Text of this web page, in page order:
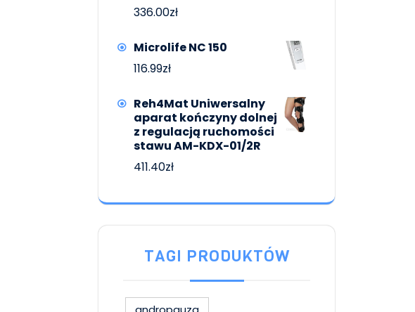
336.00zł
Microlife NC 150
116.99zł
Reh4Mat Uniwersalny
aparat kończyny dolnej
z regulacją ruchomości
stawu AM-KDX-01/2R
411.40zł
TAGI PRODUKTÓW